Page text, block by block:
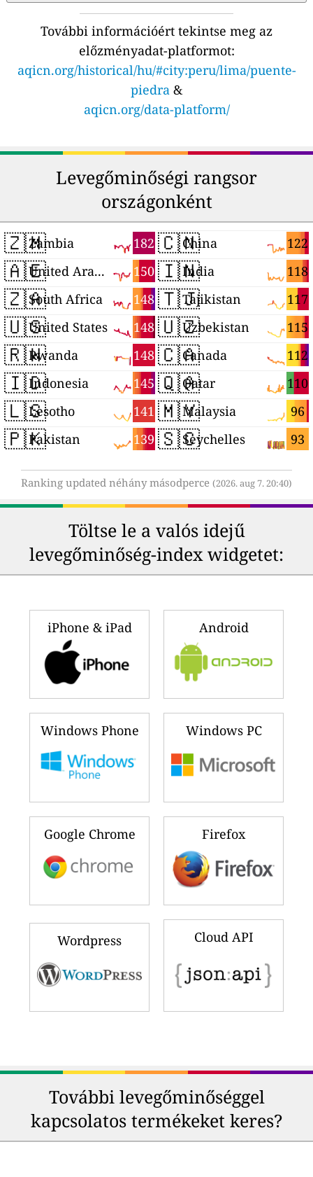
További információért tekintse meg az
előzményadat-platformot:
aqicn.org/historical/hu/#city:peru/lima/puente-
piedra &
aqicn.org/data-platform/
Levegőminőségi rangsor
országonként
🇿🇲 182
Zambia
🇦🇪 150
United Arab Emirates
🇿🇦 148
South Africa
🇺🇸 148
United States
🇷🇼 148
Rwanda
🇮🇩 145
Indonesia
🇱🇸 141
Lesotho
🇵🇰 139
Pakistan
🇨🇳 122
China
🇮🇳 118
India
🇹🇯 117
Tajikistan
🇺🇿 115
Uzbekistan
🇨🇦 112
Canada
🇶🇦 110
Qatar
🇲🇾 96
Malaysia
🇸🇨 93
Seychelles
Ranking updated néhány másodperce (2026. aug 7. 20:40)
Töltse le a valós idejű
levegőminőség-index widgetet:
iPhone & iPad Android
Windows Phone Windows PC
Google Chrome Firefox
Wordpress Cloud API
További levegőminőséggel
kapcsolatos termékeket keres?